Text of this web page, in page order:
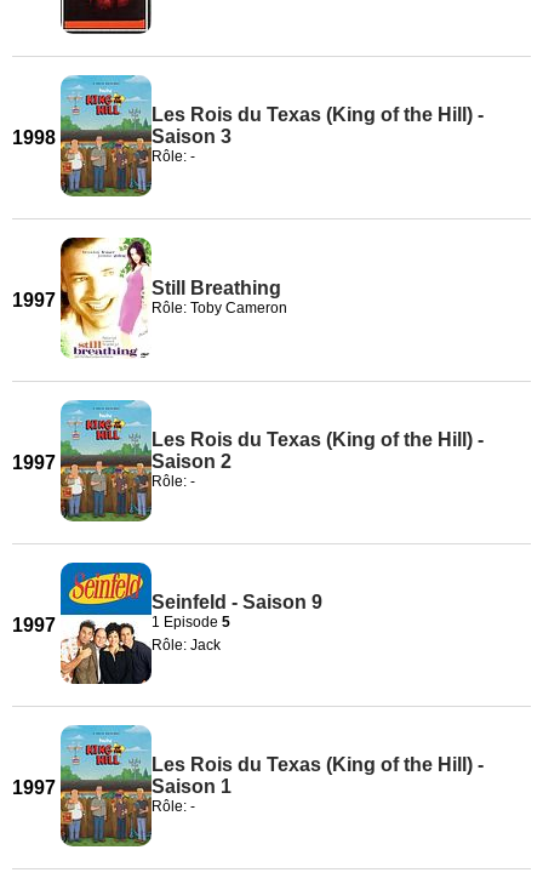
1998
Les Rois du Texas (King of the Hill) -
Saison 3
Rôle: -
1997
Still Breathing
Rôle: Toby Cameron
1997
Les Rois du Texas (King of the Hill) -
Saison 2
Rôle: -
1997
Seinfeld - Saison 9
1 Episode 5
Rôle: Jack
1997
Les Rois du Texas (King of the Hill) -
Saison 1
Rôle: -